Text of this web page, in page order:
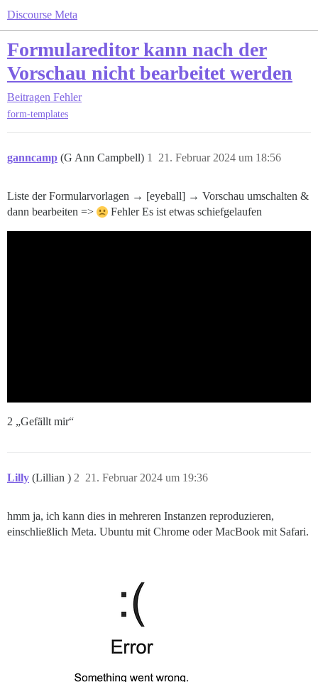
Discourse Meta
Formulareditor kann nach der
Vorschau nicht bearbeitet werden
Beitragen Fehler
form-templates
ganncamp (G Ann Campbell) 21. Februar 2024 um 18:56
1
Liste der Formularvorlagen → [eyeball] → Vorschau umschalten &
dann bearbeiten =>
Fehler Es ist etwas schiefgelaufen
2 „Gefällt mir“
Lilly (Lillian ) 21. Februar 2024 um 19:36
2
hmm ja, ich kann dies in mehreren Instanzen reproduzieren,
einschließlich Meta. Ubuntu mit Chrome oder MacBook mit Safari.